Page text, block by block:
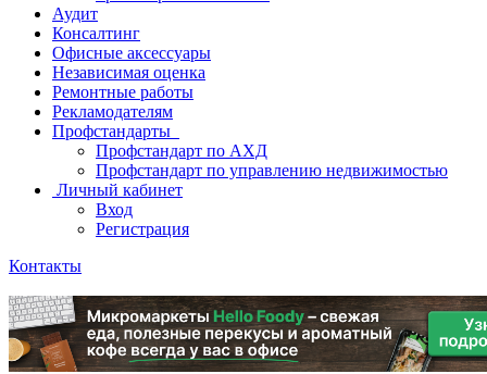
Аудит
Консалтинг
Офисные аксессуары
Независимая оценка
Ремонтные работы
Рекламодателям
Профстандарты
Профстандарт по АХД
Профстандарт по управлению недвижимостью
Личный кабинет
Вход
Регистрация
Контакты